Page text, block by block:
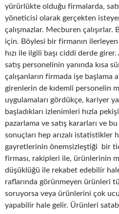
yürürlükte olduğu firmalarda,
yöneticisi olarak gerçekten
çalışmazlar. Mecburen çalışırlar.
için. Böylesi bir firmanın
hızı ile ilgili başı ciddi derde girer.
satış personelinin yanında kısa
çalışanların firmada işe başlama
girenlerin de kıdemli personelin
uygulamaları gördükçe, kariyer
başladıkları izlenimleri hızla
pazarlama ve satış kararları ve
sonuçları hep arızalı istatistikler
gayretlerinin önemsizleştiği bir
firması, rakipleri ile, ürünlerinin
düşüklüğü ile rekabet edebilir
raflarında görünmeyen ürünleri
soruyorsa veya ürünlerini çok
yapabilir hale gelir. Ürünleri